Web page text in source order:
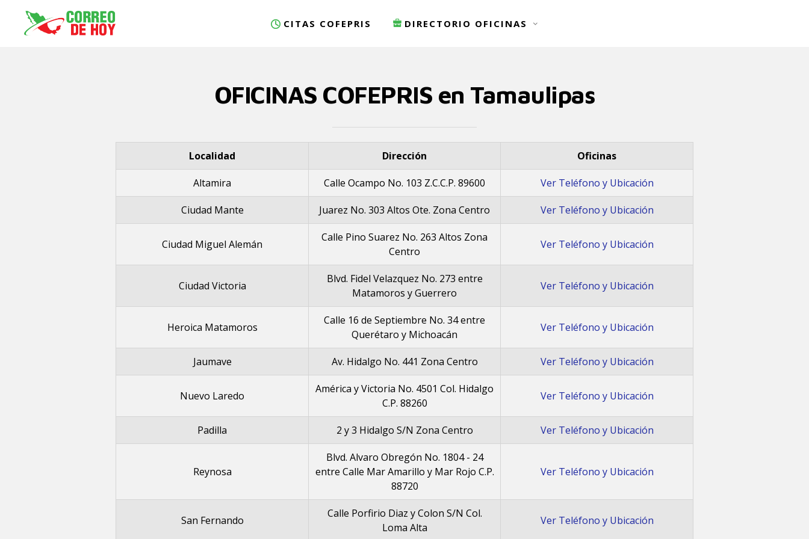
CITAS COFEPRIS DIRECTORIO OFICINAS
OFICINAS COFEPRIS en Tamaulipas
Localidad Dirección Oficinas
Altamira Calle Ocampo No. 103 Z.C.C.P. 89600 Ver Teléfono y Ubicación
Ciudad Mante Juarez No. 303 Altos Ote. Zona Centro Ver Teléfono y Ubicación
Ciudad Miguel Alemán
Calle Pino Suarez No. 263 Altos Zona
Centro
Ver Teléfono y Ubicación
Ciudad Victoria
Blvd. Fidel Velazquez No. 273 entre
Matamoros y Guerrero
Ver Teléfono y Ubicación
Heroica Matamoros
Calle 16 de Septiembre No. 34 entre
Querétaro y Michoacán
Ver Teléfono y Ubicación
Jaumave Av. Hidalgo No. 441 Zona Centro Ver Teléfono y Ubicación
Nuevo Laredo
América y Victoria No. 4501 Col. Hidalgo
C.P. 88260
Ver Teléfono y Ubicación
Padilla 2 y 3 Hidalgo S/N Zona Centro Ver Teléfono y Ubicación
Reynosa
Blvd. Alvaro Obregón No. 1804 - 24
entre Calle Mar Amarillo y Mar Rojo C.P.
88720
Ver Teléfono y Ubicación
San Fernando
Calle Porfirio Diaz y Colon S/N Col.
Loma Alta
Ver Teléfono y Ubicación